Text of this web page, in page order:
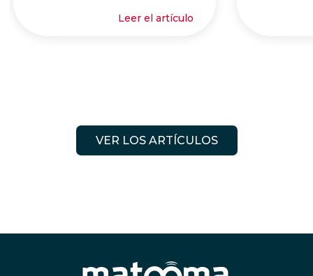
Leer el artículo
VER LOS ARTÍCULOS